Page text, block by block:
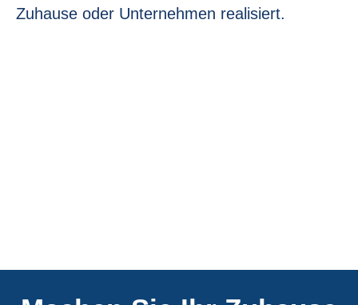
Zuhause oder Unternehmen realisiert.